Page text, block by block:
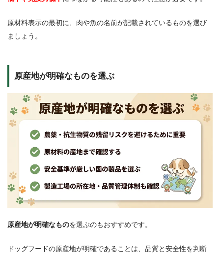
原材料表示の最初に、肉や魚の名前が記載されているものを選び
ましょう。
原産地が明確なものを選ぶ
原産地が明確なものを選ぶのもおすすめです。
ドッグフードの原産地が明確であることは、品質と安全性を判断